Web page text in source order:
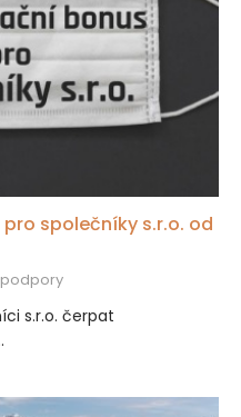
společníky s.r.o. od
s.r.o. čerpat